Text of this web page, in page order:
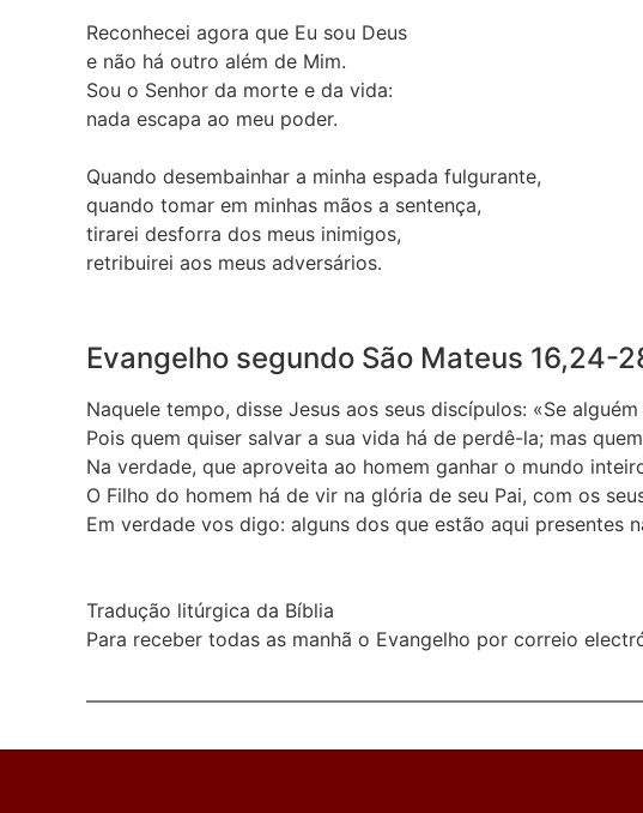
Reconhecei agora que Eu sou Deus
e não há outro além de Mim.
Sou o Senhor da morte e da vida:
nada escapa ao meu poder.
Quando desembainhar a minha espada fulgurante,
quando tomar em minhas mãos a sentença,
tirarei desforra dos meus inimigos,
retribuirei aos meus adversários.
Evangelho segundo São Mateus 16,24-
Naquele tempo, disse Jesus aos seus discípulos: «Se
Pois quem quiser salvar a sua vida há de perdê-la; mas
Na verdade, que aproveita ao homem ganhar o mundo
O Filho do homem há de vir na glória de seu Pai, com os
Em verdade vos digo: alguns dos que estão aqui presentes
Tradução litúrgica da Bíblia
Para receber todas as manhã o Evangelho por correio